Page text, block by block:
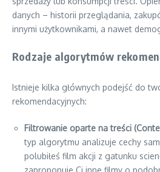
danych – historii przeglądania,
innymi użytkownikami, a nawet
Rodzaje algorytmów
Istnieje kilka głównych podejść do
rekomendacyjnych:
Filtrowanie oparte na treści
typ algorytmu analizuje cechy
polubiłeś film akcji z gatunku
zaproponuje Ci inne filmy o